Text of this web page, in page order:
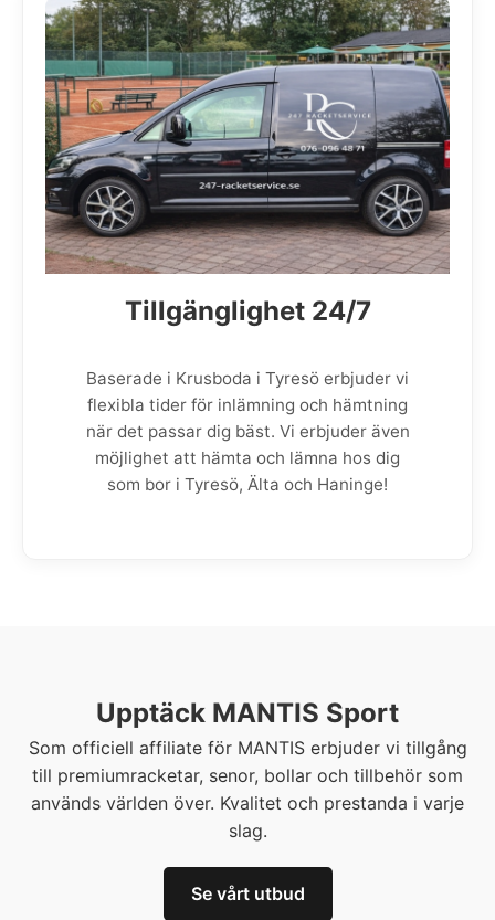
Tillgänglighet 24/7
Baserade i Krusboda i Tyresö erbjuder vi
flexibla tider för inlämning och hämtning
när det passar dig bäst. Vi erbjuder även
möjlighet att hämta och lämna hos dig
som bor i Tyresö, Älta och Haninge!
Upptäck MANTIS Sport
Som officiell affiliate för MANTIS erbjuder vi tillgång
till premiumracketar, senor, bollar och tillbehör som
används världen över. Kvalitet och prestanda i varje
slag.
Se vårt utbud